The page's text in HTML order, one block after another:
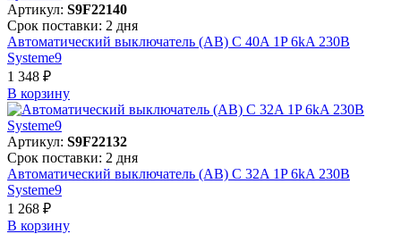
Артикул: S9F22140
Срок поставки: 2 дня
Автоматический выключатель (АВ) C 40A 1P 6kA 230В
Systeme9
1 348 ₽
В корзинy
Артикул: S9F22132
Срок поставки: 2 дня
Автоматический выключатель (АВ) C 32A 1P 6kA 230В
Systeme9
1 268 ₽
В корзинy